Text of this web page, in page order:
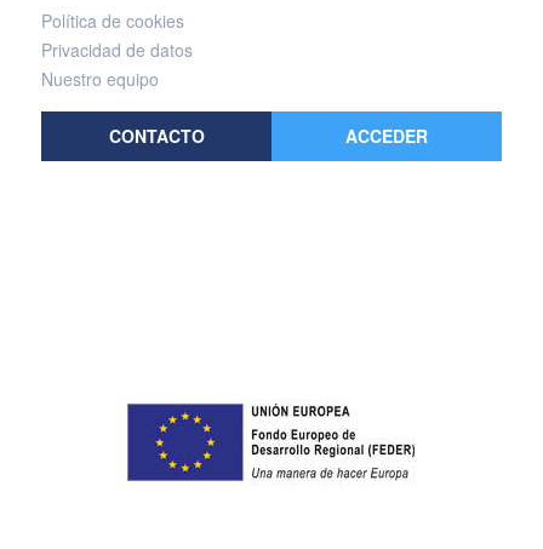
Política de cookies
Privacidad de datos
Nuestro equipo
CONTACTO ACCEDER